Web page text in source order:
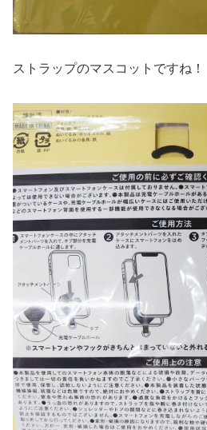
ストラップのマスコットですね！